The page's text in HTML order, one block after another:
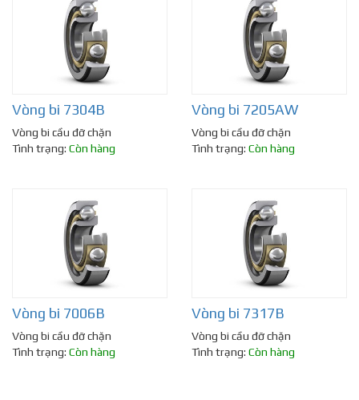
Vòng bi 7304B
Vòng bi cầu đỡ chặn
Tình trạng: Còn hàng
Vòng bi 7205AW
Vòng bi cầu đỡ chặn
Tình trạng: Còn hàng
Vòng bi 7006B
Vòng bi cầu đỡ chặn
Tình trạng: Còn hàng
Vòng bi 7317B
Vòng bi cầu đỡ chặn
Tình trạng: Còn hàng